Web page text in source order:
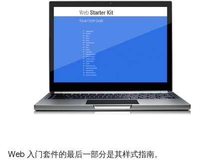
Web 入门套件的最后一部分是其样式指南。